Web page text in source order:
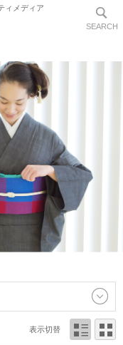
ィメディア
SEARCH
表示切替